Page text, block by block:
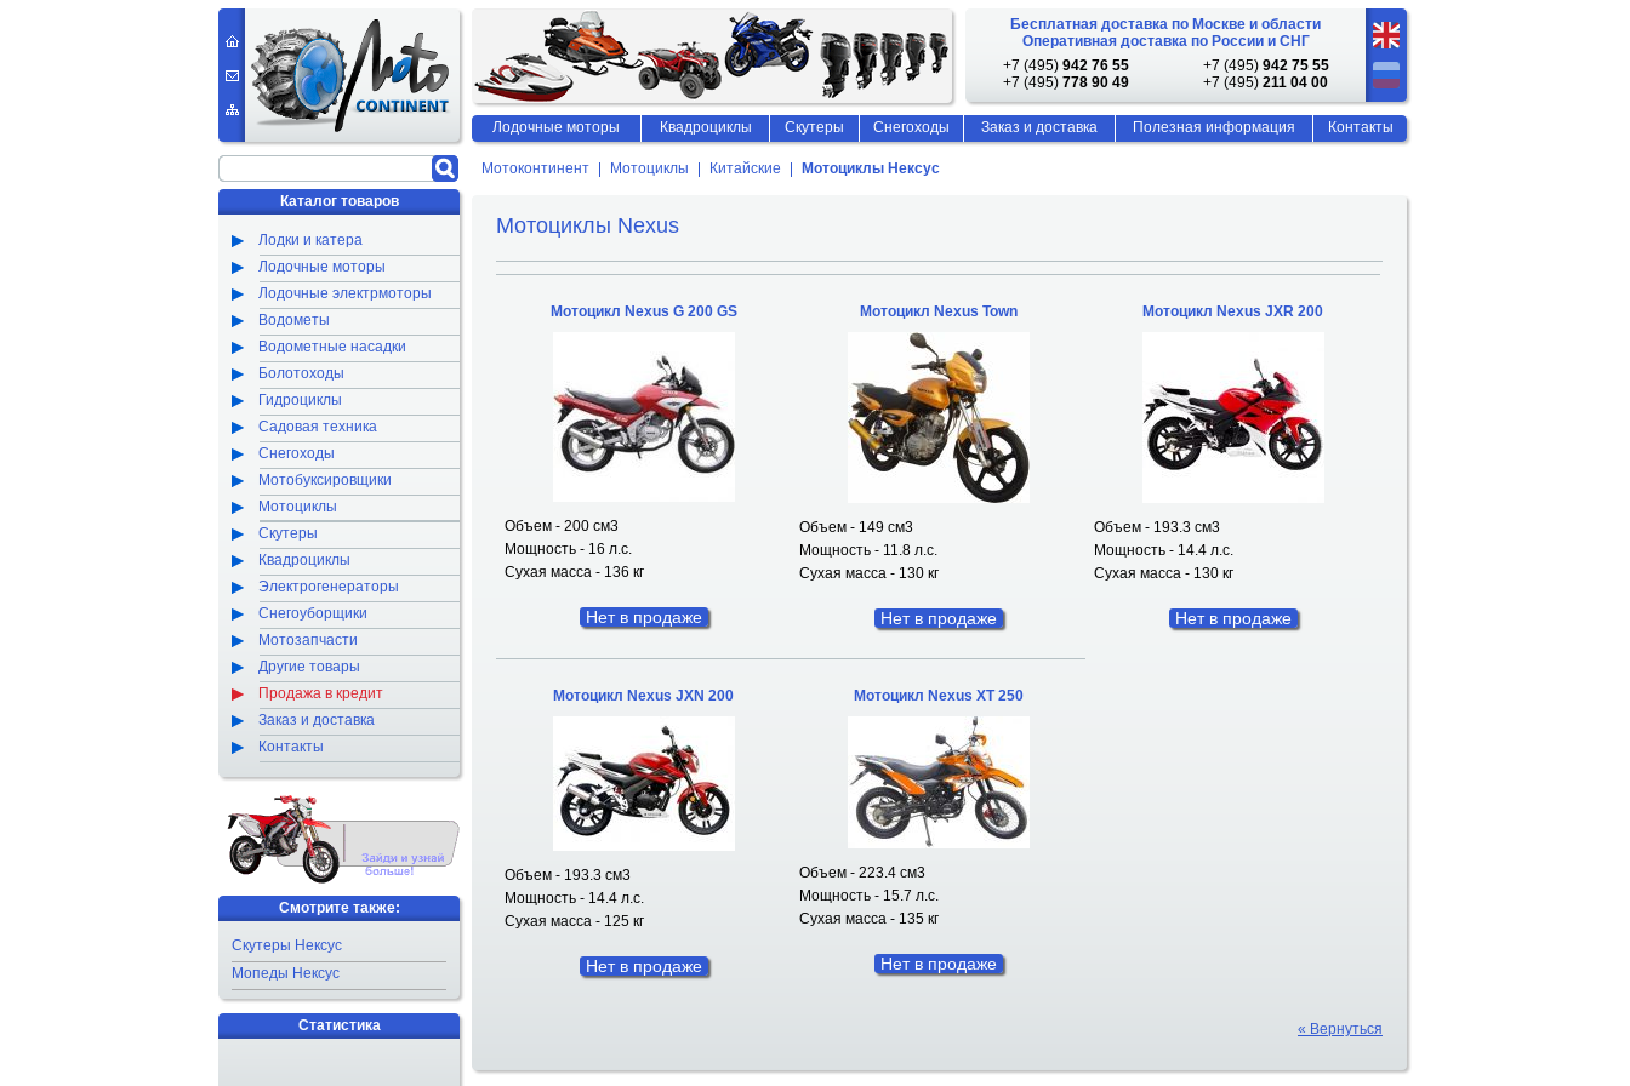
Мотоконтинент Мотоциклы Китайские Мотоциклы Нексус
Мотоциклы Nexus
Мотоцикл Nexus G 200 GS
Объем - 200 см3
Мощность - 16 л.с.
Сухая масса - 136 кг
Нет в продаже
Мотоцикл Nexus Town
Объем - 149 см3
Мощность - 11.8 л.с.
Сухая масса - 130 кг
Нет в продаже
Мотоцикл Nexus JXR 200
Объем - 193.3 см3
Мощность - 14.4 л.с.
Сухая масса - 130 кг
Нет в продаже
Мотоцикл Nexus JXN 200
Объем - 193.3 см3
Мощность - 14.4 л.с.
Сухая масса - 125 кг
Нет в продаже
Мотоцикл Nexus XT 250
Объем - 223.4 см3
Мощность - 15.7 л.с.
Сухая масса - 135 кг
Нет в продаже
« Вернуться
Каталог товаров
Лодки и катера
Лодочные моторы
Лодочные электрмоторы
Водометы
Водометные насадки
Болотоходы
Гидроциклы
Садовая техника
Снегоходы
Мотобуксировщики
Мотоциклы
Скутеры
Квадроциклы
Электрогенераторы
Снегоуборщики
Мотозапчасти
Другие товары
Продажа в кредит
Заказ и доставка
Контакты
Смотрите также:
Скутеры Нексус
Мопеды Нексус
Статистика
Бесплатная доставка по Москве и области
Оперативная доставка по России и СНГ
+7 (495) 942 76 55 +7 (495) 942 75 55
+7 (495) 778 90 49 +7 (495) 211 04 00
Лодочные моторы Квадроциклы Скутеры Снегоходы Заказ и доставка Полезная информация Контакты